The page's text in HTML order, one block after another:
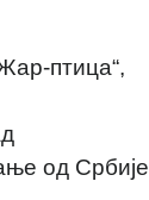
птица“,
од Србије